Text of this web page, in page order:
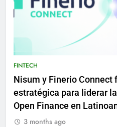
FINTECH
Nisum y Finerio Connect
estratégica para liderar
Open Finance en
3 months ago